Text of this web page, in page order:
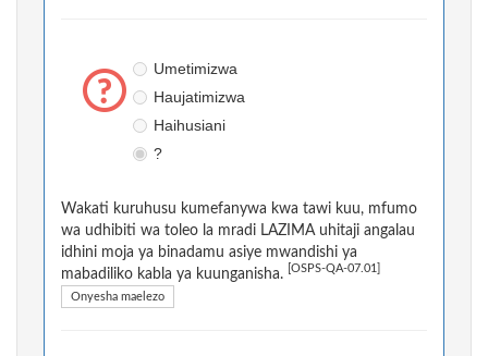
Umetimizwa
Haujatimizwa
Haihusiani
?
Wakati kuruhusu kumefanywa kwa tawi kuu, mfumo
wa udhibiti wa toleo la mradi LAZIMA uhitaji angalau
idhini moja ya binadamu asiye mwandishi ya
mabadiliko kabla ya kuunganisha.
[OSPS-QA-07.01]
Onyesha maelezo